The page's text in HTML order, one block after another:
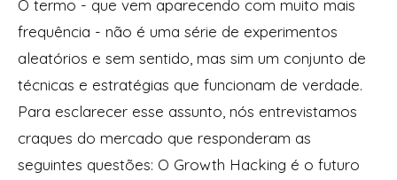
O termo - que vem aparecendo com muito mais
frequência - não é uma série de experimentos
aleatórios e sem sentido, mas sim um conjunto de
técnicas e estratégias que funcionam de verdade.
Para esclarecer esse assunto, nós entrevistamos
craques do mercado que responderam as
seguintes questões: O Growth Hacking é o futuro